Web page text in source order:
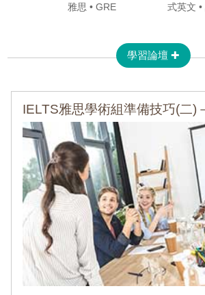
雅思 • GRE
式英文
學習論壇 ✚
IELTS雅思學術組準備技巧(二)